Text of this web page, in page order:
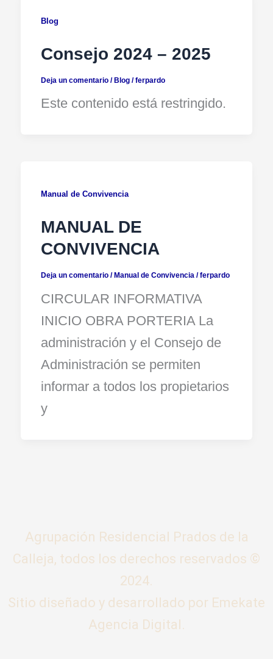
Blog
Consejo 2024 – 2025
Deja un comentario /Blog/ferpardo
Este contenido está restringido.
Manual de Convivencia
MANUAL DE
CONVIVENCIA
Deja un comentario /Manual de Convivencia/ferpardo
CIRCULAR INFORMATIVA
INICIO OBRA PORTERIA La
administración y el Consejo de
Administración se permiten
informar a todos los propietarios
y
Agrupación Residencial Prados de la
Calleja, todos los derechos reservados ©
2024.
Sitio diseñado y desarrollado por Emekate
Agencia Digital.